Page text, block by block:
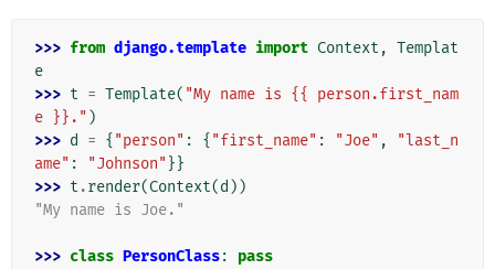
>>> from django.template import Context , Templat
e
>>> t = Template( "My name is {{ person.first_nam
e }}." )
>>> d = { "person" : { "first_name" : "Joe" ,
"last_n
ame" : "Johnson" }}
>>> t .render(Context(d ))
"My name is Joe."
>>> class PersonClass:
pass